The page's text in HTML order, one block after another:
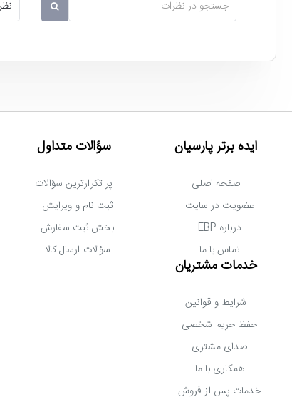
جاروبرقی بست مدل BVC-PC18B
ایده برتر پارسیان
صفحه اصلی
عضویت در سایت
درباره EBP
تماس با ما
سؤالات متداول
پر تکرارترین سؤالات
ثبت نام و ویرایش
بخش ثبت سفارش
سؤالات ارسال کالا
خدمات مشتریان
شرایط و قوانین
حفظ حریم شخصی
صدای مشتری
همکاری با ما
خدمات پس از فروش